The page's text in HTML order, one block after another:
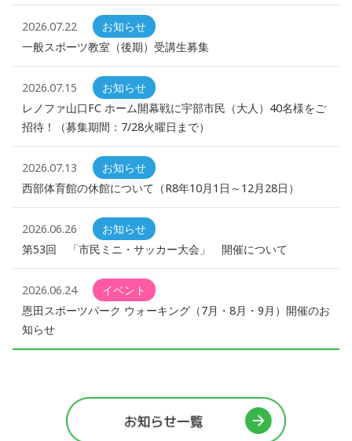
2026.07.22
お知らせ
一般スポーツ教室（後期）受講生募集
2026.07.15
お知らせ
レノファ山口FC ホーム開幕戦に宇部市民（大人）40名様をご
招待！（募集期間：7/28火曜日まで）
2026.07.13
お知らせ
西部体育館の休館について（R8年10月1日～12月28日）
2026.06.26
お知らせ
第53回 「市民ミニ・サッカー大会」 開催について
2026.06.24
イベント
恩田スポーツパーク ウォーキング（7月・8月・9月）開催のお
知らせ